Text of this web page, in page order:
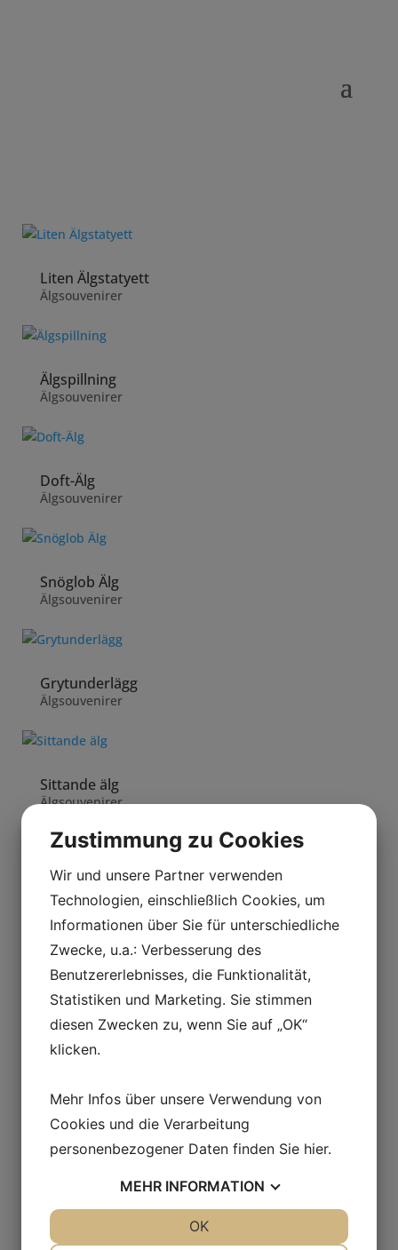
Liten Älgstatyett
Älgsouvenirer
Älgspillning
Älgsouvenirer
Doft-Älg
Älgsouvenirer
Snöglob Älg
Älgsouvenirer
Grytunderlägg
Älgsouvenirer
Sittande älg
Älgsouvenirer
Älg kokett
Älgsouvenirer
Vilande älg
Älgsouvenirer
Älg liggande
Älgsouvenirer
Öppnare Älg
Älgsouvenirer
Zustimmung zu Cookies
Wir und unsere Partner verwenden
Technologien, einschließlich Cookies, um
Informationen über Sie für unterschiedliche
Zwecke, u.a.: Verbesserung des
Benutzererlebnisses, die Funktionalität,
Statistiken und Marketing. Sie stimmen
diesen Zwecken zu, wenn Sie auf „OK“
klicken.
Mehr Infos über unsere Verwendung von
Cookies und die Verarbeitung
personenbezogener Daten finden Sie hier.
MEHR INFORMATION
OK